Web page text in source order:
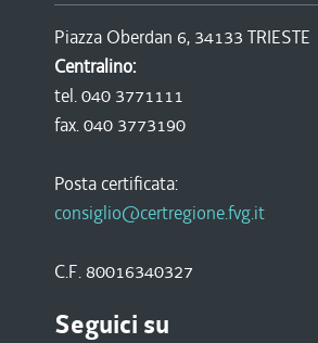
Piazza Oberdan 6, 34133 TRIESTE
Centralino:
tel. 040 3771111
fax. 040 3773190
Posta certificata:
consiglio@certregione.fvg.it
C.F. 80016340327
Seguici su